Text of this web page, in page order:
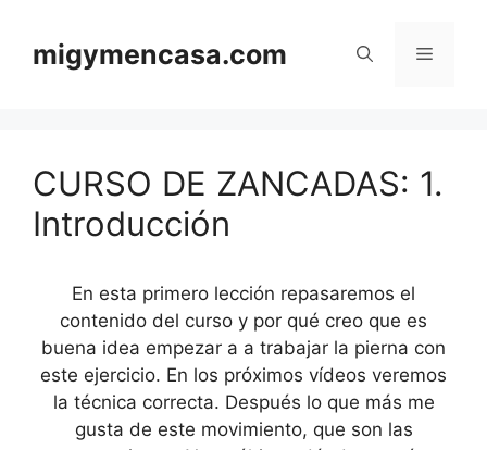
contenido
migymencasa.com Menú
CURSO DE ZANCADAS: 1.
Introducción
En esta primero lección repasaremos el
contenido del curso y por qué creo que es
buena idea empezar a a trabajar la pierna con
este ejercicio. En los próximos vídeos veremos
la técnica correcta. Después lo que más me
gusta de este movimiento, que son las